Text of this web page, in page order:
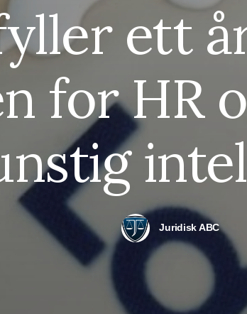
ett
for HR
Juridisk ABC